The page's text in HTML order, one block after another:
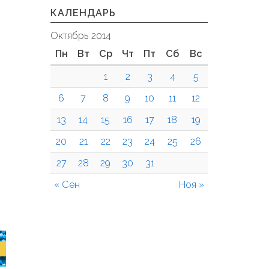
КАЛЕНДАРЬ
Октябрь 2014
Пн
Вт Ср Чт Пт Сб Вс
« Сен Ноя »
1 2 3 4
5
6
7 8 9 10 11
12
13
14 15 16 17 18
19
20
21 22 23 24 25
26
27
28 29 30 31